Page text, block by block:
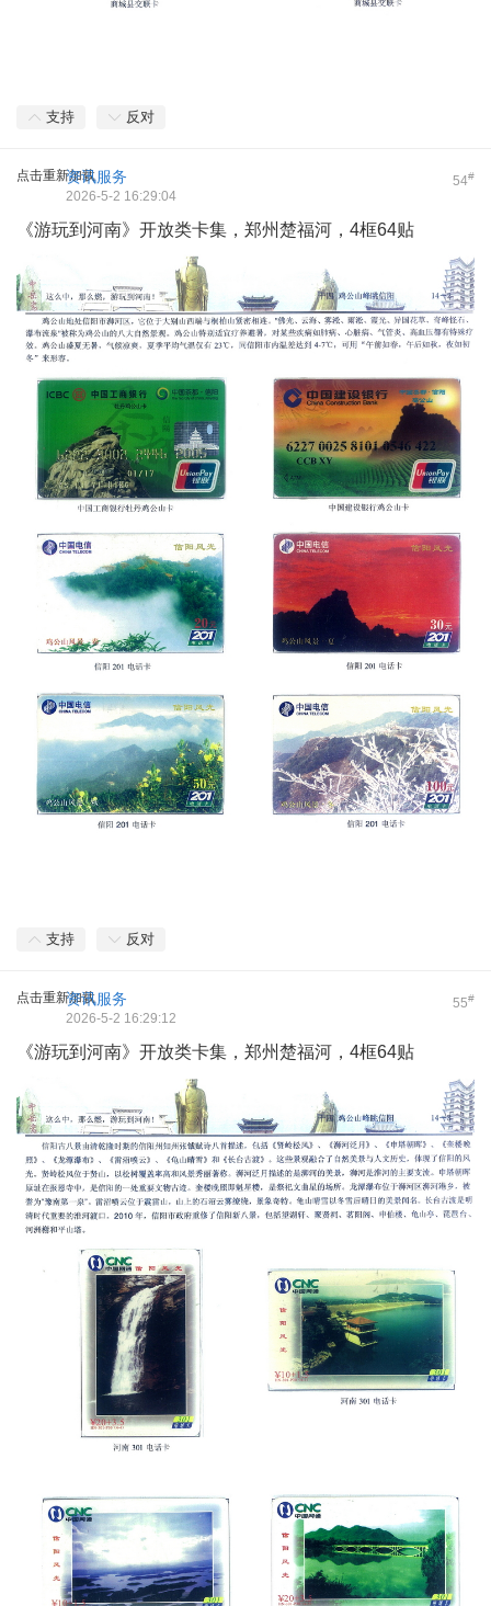
支持 反对
点击重新加载 54#
资讯服务
2026-5-2 16:29:04
《游玩到河南》开放类卡集，郑州楚福河，4框64贴
支持 反对
点击重新加载 55#
资讯服务
2026-5-2 16:29:12
《游玩到河南》开放类卡集，郑州楚福河，4框64贴